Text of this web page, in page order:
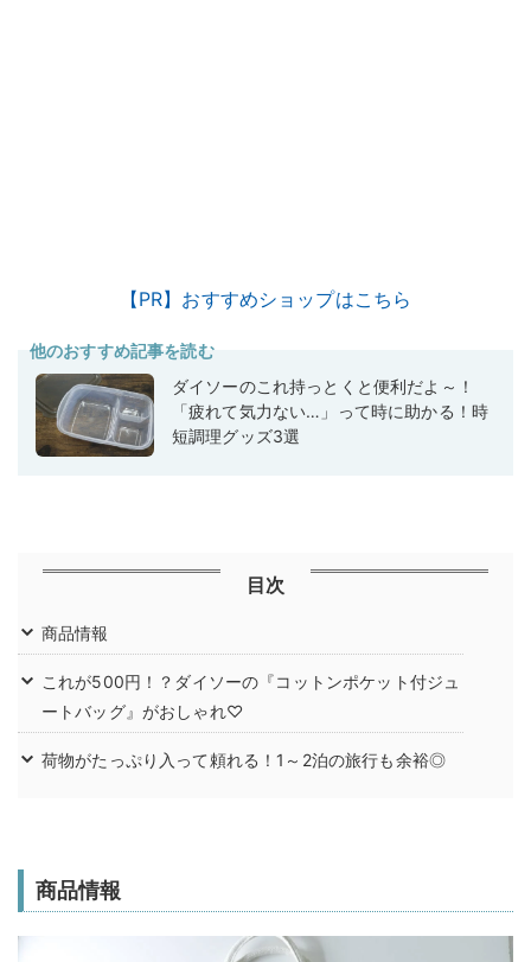
【PR】おすすめショップはこちら
他のおすすめ記事を読む
ダイソーのこれ持っとくと便利だよ～！
「疲れて気力ない…」って時に助かる！時
短調理グッズ3選
目次
商品情報
これが500円！？ダイソーの『コットンポケット付ジュ
ートバッグ』がおしゃれ♡
荷物がたっぷり入って頼れる！1～2泊の旅行も余裕◎
商品情報